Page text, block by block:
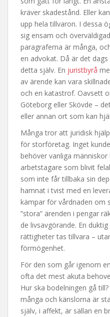
kräver skadestånd. Eller
upp hela tillvaron. I dessa
sig ensam och
paragraferna är många,
en advokat. Då är det
detta själv. En juristbyrå
av ärende kan vara
och en katastrof. Oavsett
Göteborg eller Skövde –
eller annan ort som kan
Många tror att juridisk
för storföretag. Inget
behöver vanliga
arbetstagare som blivit
som inte får tillbaka sin
hamnat i tvist med en
kämpar för vårdnaden om
”stora” ärenden i pengar
de livsavgörande. En
rättigheter tas tillvara –
förmögenhet.
För den som går igenom
ofta det mest akuta
Hur ska bodelningen gå
många och känslorna är
själv, i affekt, är sällan en